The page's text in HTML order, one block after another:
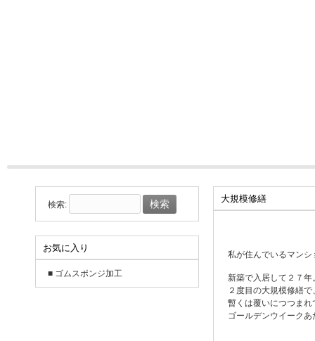
大規模修繕
私が住んでいるマン
新築で入居して２７年
２度目の大規模修繕で
暫くは覆いにつつま
ゴールデンウイーク
検索:
お気に入り
■ ゴムスポンジ加工